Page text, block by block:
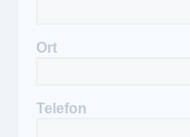
Ort
Telefon